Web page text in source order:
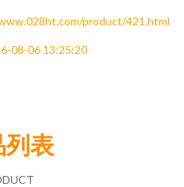
product/421.html
08-06 13:25:20
列表